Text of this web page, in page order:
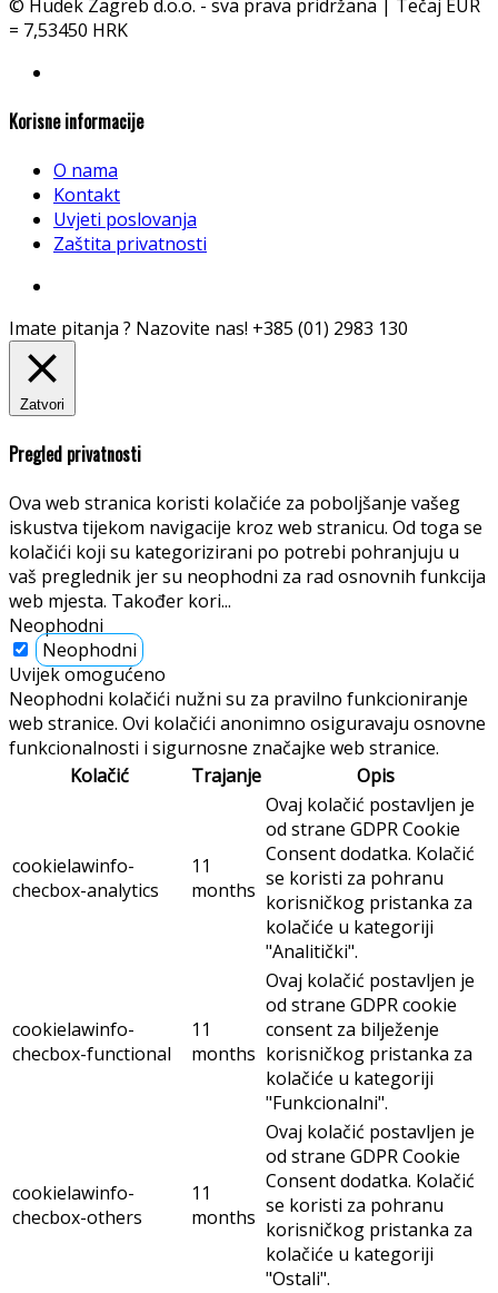
© Hudek Zagreb d.o.o. - sva prava pridržana | Tečaj EUR
= 7,53450 HRK
Korisne informacije
O nama
Kontakt
Uvjeti poslovanja
Zaštita privatnosti
Imate pitanja ? Nazovite nas! +385 (01) 2983 130
Zatvori
Pregled privatnosti
Ova web stranica koristi kolačiće za poboljšanje vašeg
iskustva tijekom navigacije kroz web stranicu. Od toga se
kolačići koji su kategorizirani po potrebi pohranjuju u
vaš preglednik jer su neophodni za rad osnovnih funkcija
web mjesta. Također kori...
Neophodni
Neophodni
Uvijek omogućeno
Neophodni kolačići nužni su za pravilno funkcioniranje
web stranice. Ovi kolačići anonimno osiguravaju osnovne
funkcionalnosti i sigurnosne značajke web stranice.
Kolačić
Trajanje Opis
cookielawinfo-
checbox-analytics
11
months
Ovaj kolačić postavljen je
od strane GDPR Cookie
Consent dodatka. Kolačić
se koristi za pohranu
korisničkog pristanka za
kolačiće u kategoriji
"Analitički".
cookielawinfo-
checbox-functional
11
months
Ovaj kolačić postavljen je
od strane GDPR cookie
consent za bilježenje
korisničkog pristanka za
kolačiće u kategoriji
"Funkcionalni".
cookielawinfo-
checbox-others
11
months
Ovaj kolačić postavljen je
od strane GDPR Cookie
Consent dodatka. Kolačić
se koristi za pohranu
korisničkog pristanka za
kolačiće u kategoriji
"Ostali".